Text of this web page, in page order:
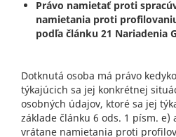
Právo namietať proti
namietania proti
podľa článku 21 Nariadenia
Dotknutá osoba má právo
týkajúcich sa jej konkrétnej
osobných údajov, ktoré sa jej
základe článku 6 ods. 1 písm. e)
vrátane namietania proti